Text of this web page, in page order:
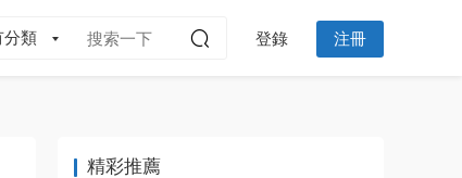
分類 登錄 注冊
精彩推薦